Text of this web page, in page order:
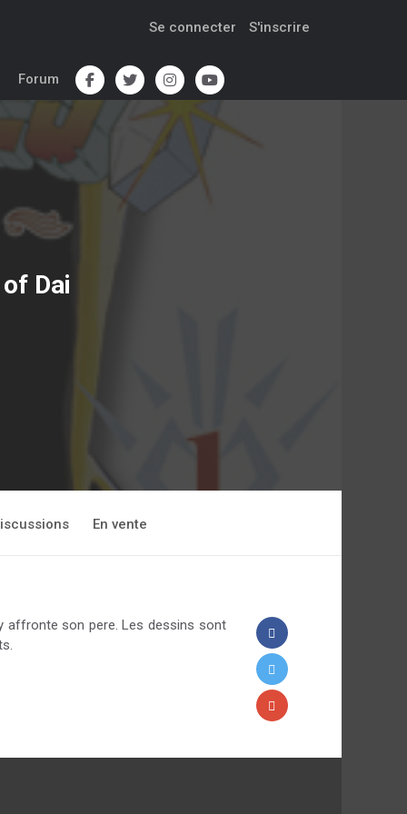
Se connecter S'inscrire
Forum
Dai
En vente
affronte son pere. Les dessins sont